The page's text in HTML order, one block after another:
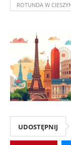
ROTUNDA W
UDOSTĘPNIJ